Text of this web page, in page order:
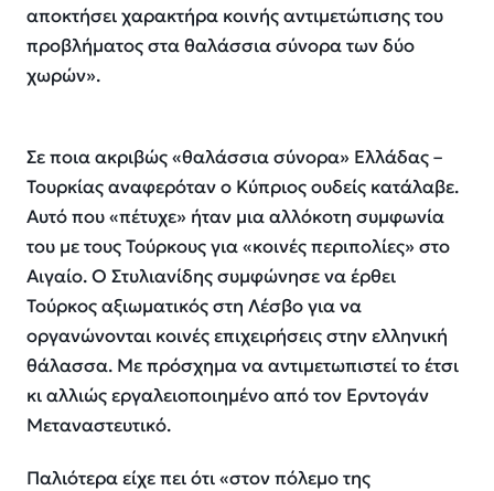
αποκτήσει χαρακτήρα κοινής αντιμετώπισης του
προβλήματος στα θαλάσσια σύνορα των δύο
χωρών».
Σε ποια ακριβώς «θαλάσσια σύνορα» Ελλάδας –
Τουρκίας αναφερόταν ο Κύπριος ουδείς κατάλαβε.
Αυτό που «πέτυχε» ήταν μια αλλόκοτη συμφωνία
του με τους Τούρκους για «κοινές περιπολίες» στο
Αιγαίο. Ο Στυλιανίδης συμφώνησε να έρθει
Τούρκος αξιωματικός στη Λέσβο για να
οργανώνονται κοινές επιχειρήσεις στην ελληνική
θάλασσα. Με πρόσχημα να αντιμετωπιστεί το έτσι
κι αλλιώς εργαλειοποιημένο από τον Ερντογάν
Μεταναστευτικό.
Παλιότερα είχε πει ότι «στον πόλεμο της